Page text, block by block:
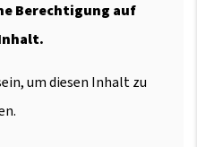
Berechtigung auf
um diesen Inhalt zu